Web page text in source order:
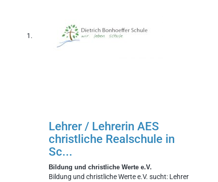
Lehrer / Lehrerin AES
christliche Realschule in
Sc...
Bildung und christliche Werte e.V.
Bildung und christliche Werte e.V. sucht: Lehrer